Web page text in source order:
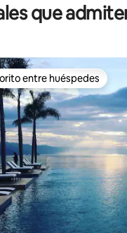
que
4.94 de 5, 145 reseñas
entre huéspedes
entre huéspedes